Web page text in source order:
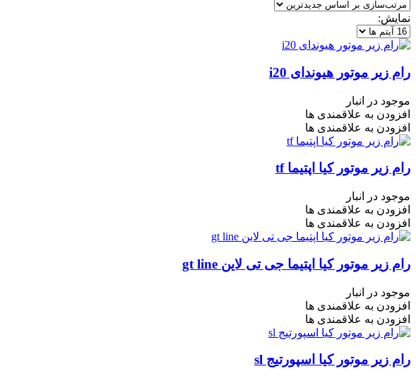
جدیدترین
نمایش:
رام زیر موتور هیوندای i20
موجود در انبار
افزودن به علاقمندی ها
افزودن به علاقمندی ها
رام زیر موتور کیا اپتیما tf
موجود در انبار
افزودن به علاقمندی ها
افزودن به علاقمندی ها
رام زیر موتور کیا اپتیما جی تی لاین gt line
موجود در انبار
افزودن به علاقمندی ها
افزودن به علاقمندی ها
رام زیر موتور کیا اسپورتیج sl